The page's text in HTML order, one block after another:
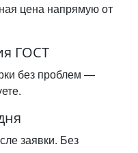
цена напрямую от
ГОСТ
без проблем —
заявки. Без